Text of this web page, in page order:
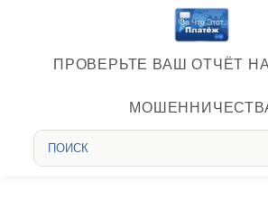
ПРОВЕРЬТЕ ВАШ ОТЧЁТ